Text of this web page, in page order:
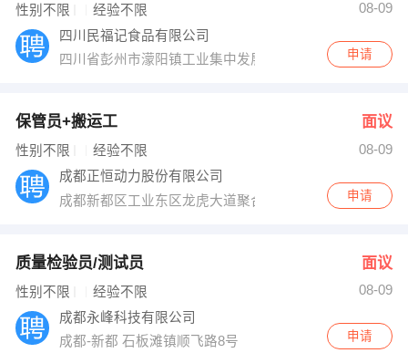
性别不限 经验不限
08-09
四川民福记食品有限公司
四川省彭州市濛阳镇工业集中发展点
申请
保管员+搬运工 面议
性别不限 经验不限
08-09
成都正恒动力股份有限公司
成都新都区工业东区龙虎大道聚合路
申请
质量检验员/测试员 面议
性别不限 经验不限
08-09
成都永峰科技有限公司
成都-新都 石板滩镇顺飞路8号
申请